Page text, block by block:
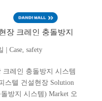
장 크레인 충돌방지
Case, safety
레인 충돌방지 시스템
스텔 건설현장 Solution
방지 시스템) Market 오